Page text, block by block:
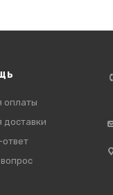
оплаты
доставки